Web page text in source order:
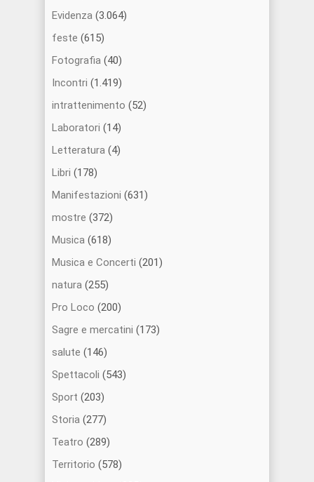
Evidenza (3.064)
feste (615)
Fotografia (40)
Incontri (1.419)
intrattenimento (52)
Laboratori (14)
Letteratura (4)
Libri (178)
Manifestazioni (631)
mostre (372)
Musica (618)
Musica e Concerti (201)
natura (255)
Pro Loco (200)
Sagre e mercatini (173)
salute (146)
Spettacoli (543)
Sport (203)
Storia (277)
Teatro (289)
Territorio (578)